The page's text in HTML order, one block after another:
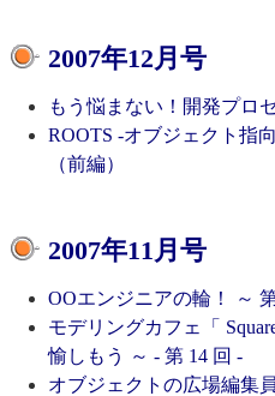
2007年12月号
もう悩まない！開発プロ
ROOTS -オブジェクト指
（前編）
2007年11月号
OOエンジニアの輪！ ～
モデリングカフェ「
愉しもう ～ - 第 14 回 -
オブジェクトの広場編集